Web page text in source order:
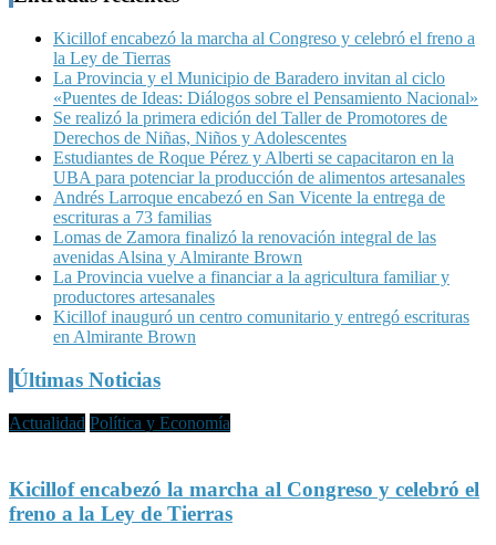
entradas
Kicillof encabezó la marcha al Congreso y celebró el freno a
la Ley de Tierras
La Provincia y el Municipio de Baradero invitan al ciclo
«Puentes de Ideas: Diálogos sobre el Pensamiento Nacional»
Se realizó la primera edición del Taller de Promotores de
Derechos de Niñas, Niños y Adolescentes
Estudiantes de Roque Pérez y Alberti se capacitaron en la
UBA para potenciar la producción de alimentos artesanales
Andrés Larroque encabezó en San Vicente la entrega de
escrituras a 73 familias
Lomas de Zamora finalizó la renovación integral de las
avenidas Alsina y Almirante Brown
La Provincia vuelve a financiar a la agricultura familiar y
productores artesanales
Kicillof inauguró un centro comunitario y entregó escrituras
en Almirante Brown
Últimas Noticias
Actualidad Política y Economía
Kicillof encabezó la marcha al Congreso y celebró el
freno a la Ley de Tierras